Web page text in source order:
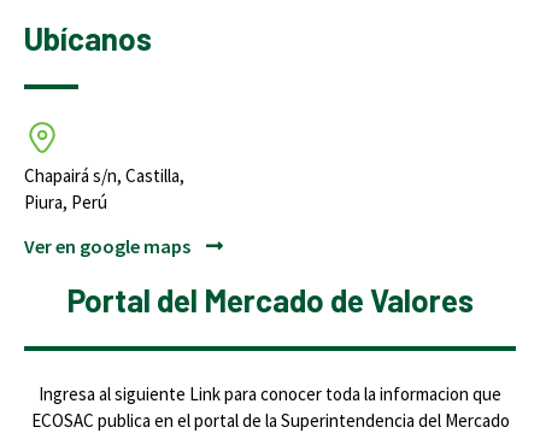
Ubícanos
Chapairá s/n, Castilla,
Piura, Perú
Ver en google maps
Portal del Mercado de Valores
Ingresa al siguiente Link para conocer toda la informacion que
ECOSAC publica en el portal de la Superintendencia del Mercado